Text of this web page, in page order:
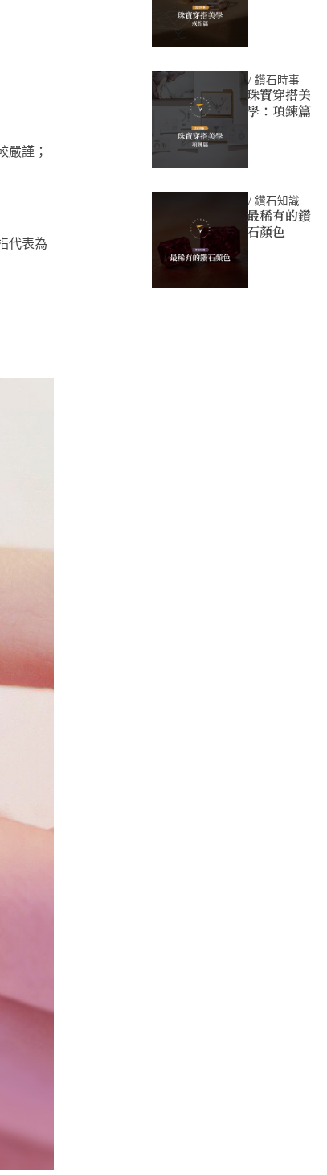
嚴謹；
代表為
/ 鑽石時事
珠寶穿搭美
學：項鍊篇
/ 鑽石知識
最稀有的鑽
石顏色